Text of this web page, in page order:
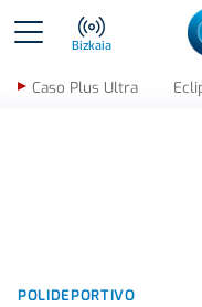
Bizkaia
Caso Plus Ultra
POLIDEPORTIVO